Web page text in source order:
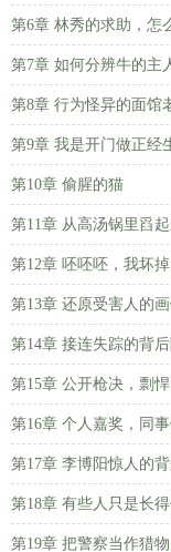
第6章 林秀的求助，怎
第7章 如何分辨牛的主
第8章 行为怪异的面馆
第9章 我是开门做正经
第10章 偷腥的猫
第11章 从高汤锅里舀
第12章 呸呸呸，我坏掉
第13章 还原受害人的
第14章 接连失踪的背
第15章 公开枪决，剽
第16章 个人嘉奖，同
第17章 李博阳惊人的
第18章 有些人只是长
第19章 把警察当作猎物